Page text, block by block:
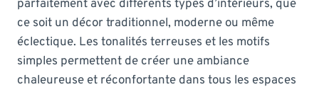
parfaitement avec différents types d’intérieurs, que
ce soit un décor traditionnel, moderne ou même
éclectique. Les tonalités terreuses et les motifs
simples permettent de créer une ambiance
chaleureuse et réconfortante dans tous les espaces